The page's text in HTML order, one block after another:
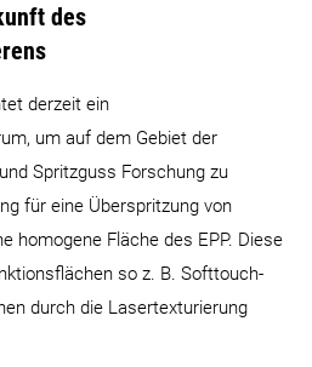
des
derzeit ein
um auf dem Gebiet der
Spritzguss Forschung zu
für eine Überspritzung von
homogene Fläche des EPP. Diese
so z. B. Softtouch-
durch die Lasertexturierung